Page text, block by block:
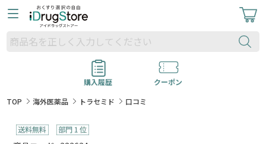
購入履歴
クーポン
TOP
海外医薬品 トラセミド 口コミ